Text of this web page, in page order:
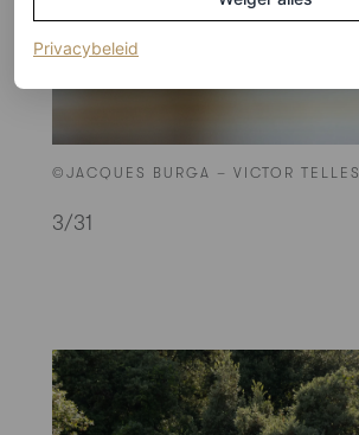
©JACQUES BURGA – VICTOR TELLES
3/31
Privacybeleid